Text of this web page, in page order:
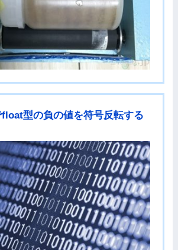
型の負の値を符号反転する